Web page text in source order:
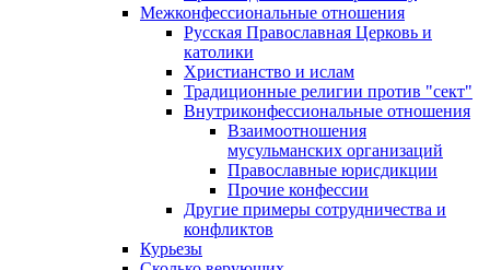
Межконфессиональные отношения
Русская Православная Церковь и
католики
Христианство и ислам
Традиционные религии против "сект"
Внутриконфессиональные отношения
Взаимоотношения
мусульманских организаций
Православные юрисдикции
Прочие конфессии
Другие примеры сотрудничества и
конфликтов
Курьезы